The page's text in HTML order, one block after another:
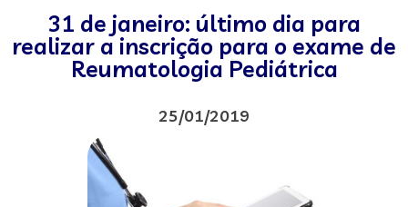
31 de janeiro: último dia para
realizar a inscrição para o exame de
Reumatologia Pediátrica
25/01/2019